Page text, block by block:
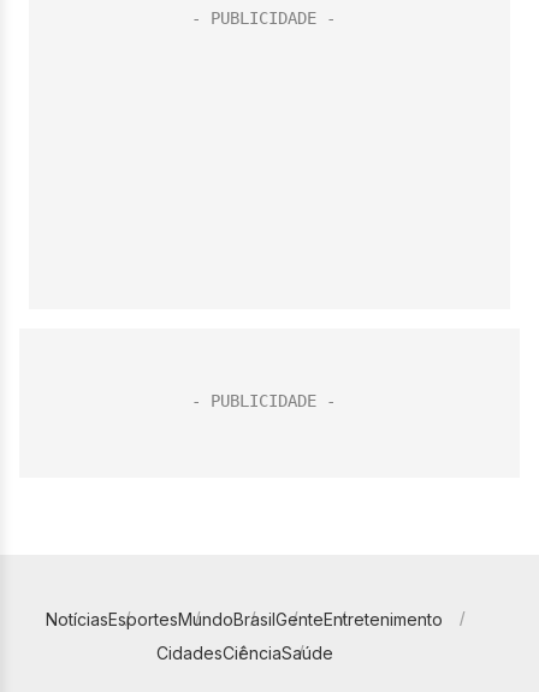
NotíciasEsportesMundoBrasilGenteEntretenimento
CidadesCiênciaSaúde